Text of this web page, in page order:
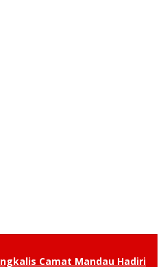
Camat Mandau Hadiri